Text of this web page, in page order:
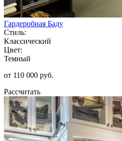
Гардеробная Баду
Стиль:
Классический
Цвет:
Темный
от 110 000 руб.
Рассчитать